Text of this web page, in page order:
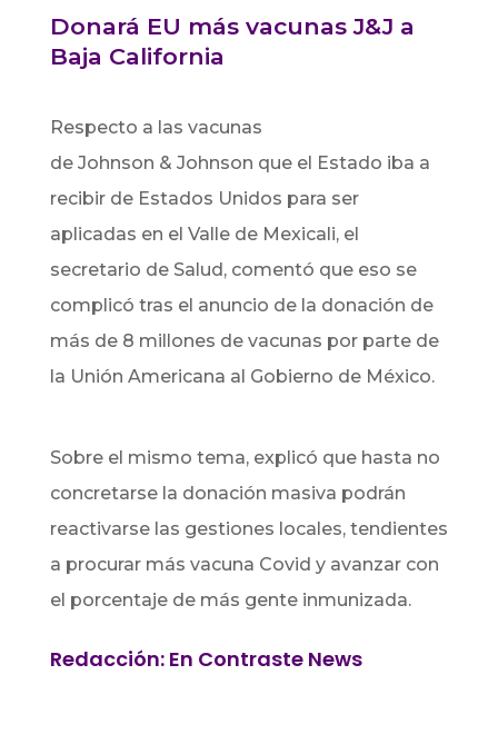
Donará EU más vacunas J&J a
Baja California
Respecto a las vacunas
de Johnson & Johnson que el Estado iba a
recibir de Estados Unidos para ser
aplicadas en el Valle de Mexicali, el
secretario de Salud, comentó que eso se
complicó tras el anuncio de la donación de
más de 8 millones de vacunas por parte de
la Unión Americana al Gobierno de México.
Sobre el mismo tema, explicó que hasta no
concretarse la donación masiva podrán
reactivarse las gestiones locales, tendientes
a procurar más vacuna Covid y avanzar con
el porcentaje de más gente inmunizada.
Redacción: En Contraste News